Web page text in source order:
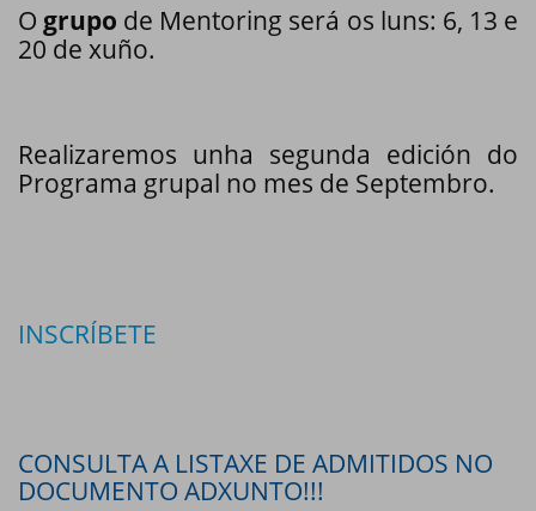
O grupo de Mentoring será os luns: 6, 13 e
20 de xuño.
Realizaremos unha segunda edición do
Programa grupal no mes de Septembro.
INSCRÍBETE
CONSULTA A LISTAXE DE ADMITIDOS NO
DOCUMENTO ADXUNTO!!!